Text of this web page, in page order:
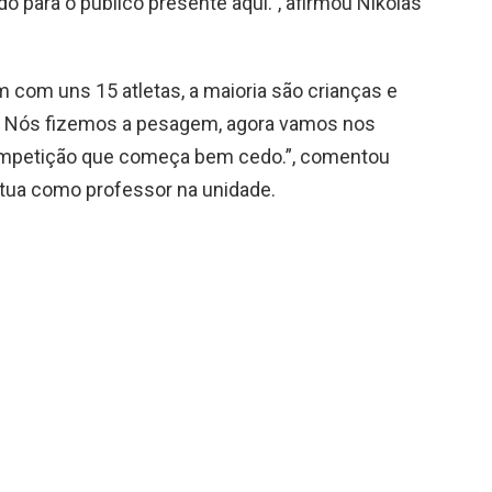
com uns 15 atletas, a maioria são crianças e
fizemos a pesagem, agora vamos nos
que começa bem cedo.”, comentou
como professor na unidade.